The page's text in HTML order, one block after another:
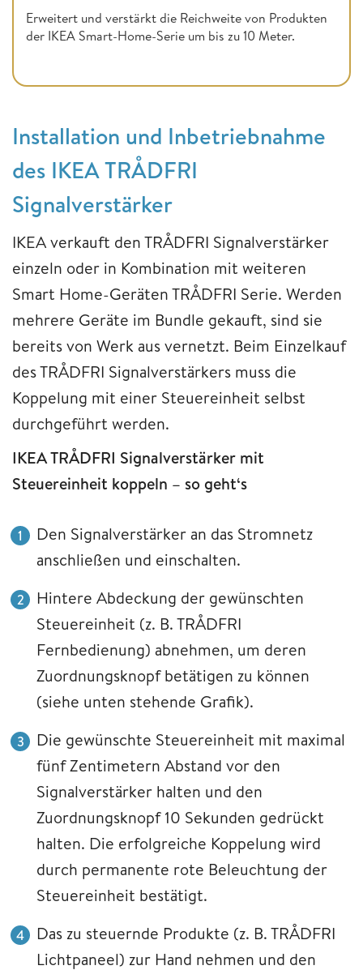
Erweitert und verstärkt die Reichweite von Produkten
der IKEA Smart-Home-Serie um bis zu 10 Meter.
Installation und Inbetriebnahme
des IKEA TRÅDFRI
Signalverstärker
IKEA verkauft den TRÅDFRI Signalverstärker
einzeln oder in Kombination mit weiteren
Smart Home-Geräten TRÅDFRI Serie. Werden
mehrere Geräte im Bundle gekauft, sind sie
bereits von Werk aus vernetzt. Beim Einzelkauf
des TRÅDFRI Signalverstärkers muss die
Koppelung mit einer Steuereinheit selbst
durchgeführt werden.
IKEA TRÅDFRI Signalverstärker mit
Steuereinheit koppeln – so geht‘s
Den Signalverstärker an das Stromnetz
anschließen und einschalten.
Hintere Abdeckung der gewünschten
Steuereinheit (z. B. TRÅDFRI
Fernbedienung) abnehmen, um deren
Zuordnungsknopf betätigen zu können
(siehe unten stehende Grafik).
Die gewünschte Steuereinheit mit maximal
fünf Zentimetern Abstand vor den
Signalverstärker halten und den
Zuordnungsknopf 10 Sekunden gedrückt
halten. Die erfolgreiche Koppelung wird
durch permanente rote Beleuchtung der
Steuereinheit bestätigt.
Das zu steuernde Produkte (z. B. TRÅDFRI
Lichtpaneel) zur Hand nehmen und den